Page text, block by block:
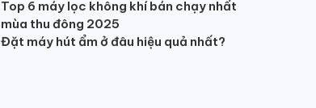
Top 6 máy lọc không khí bán chạy nhất
mùa thu đông 2025
Đặt máy hút ẩm ở đâu hiệu quả nhất?